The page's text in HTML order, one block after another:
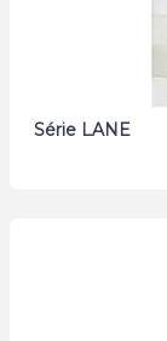
Série LANE